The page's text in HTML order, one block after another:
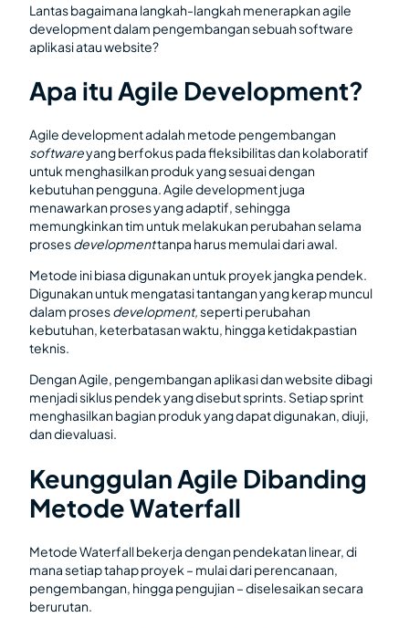
Lantas bagaimana langkah-langkah menerapkan agile
development dalam pengembangan sebuah software
aplikasi atau website?
Apa itu Agile Development?
Agile development adalah metode pengembangan
softwareyang berfokus pada fleksibilitas dan kolaboratif
untuk menghasilkan produk yang sesuai dengan
kebutuhan pengguna. Agile development juga
menawarkan proses yang adaptif, sehingga
memungkinkan tim untuk melakukan perubahan selama
prosesdevelopmenttanpa harus memulai dari awal.
Metode ini biasa digunakan untuk proyek jangka pendek.
Digunakan untuk mengatasi tantangan yang kerap muncul
dalam prosesdevelopment,seperti perubahan
kebutuhan, keterbatasan waktu, hingga ketidakpastian
teknis.
Dengan Agile, pengembangan aplikasi dan website dibagi
menjadi siklus pendek yang disebut sprints. Setiap sprint
menghasilkan bagian produk yang dapat digunakan, diuji,
dan dievaluasi.
Keunggulan Agile Dibanding
Metode Waterfall
Metode Waterfall bekerja dengan pendekatan linear, di
mana setiap tahap proyek – mulai dari perencanaan,
pengembangan, hingga pengujian – diselesaikan secara
berurutan.